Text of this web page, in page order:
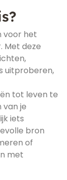
voor het
Met deze
uitproberen,
tot leven te
van je
iets
bron
of
met